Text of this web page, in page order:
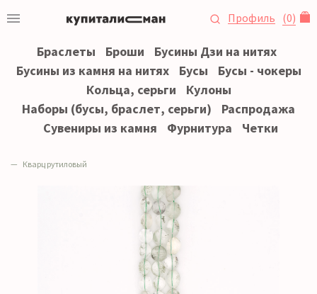
Профиль (0)
Браслеты Броши
Бусины Дзи на нитях
Бусины из камня на нитях
Бусы
Бусы - чокеры
Кольца, серьги
Кулоны
Наборы (бусы, браслет, серьги)
Распродажа
Сувениры из камня
Фурнитура Четки
Кварц рутиловый